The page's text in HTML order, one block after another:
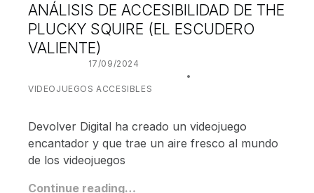
ANÁLISIS DE ACCESIBILIDAD DE THE
PLUCKY SQUIRE (EL ESCUDERO
VALIENTE)
17/09/2024
VIDEOJUEGOS ACCESIBLES
Devolver Digital ha creado un videojuego
encantador y que trae un aire fresco al mundo
de los videojuegos
Continue reading…